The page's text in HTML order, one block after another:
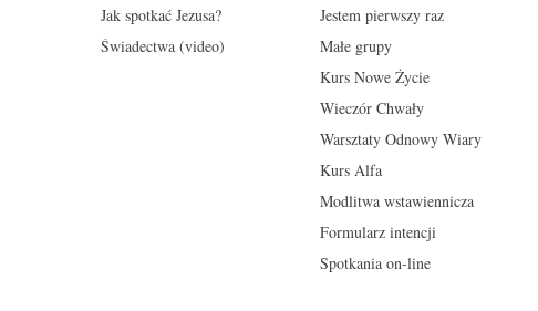
Jak spotkać Jezusa?
Świadectwa (video)
Jestem pierwszy raz
Małe grupy
Kurs Nowe Życie
Wieczór Chwały
Warsztaty Odnowy Wiary
Kurs Alfa
Modlitwa wstawiennicza
Formularz intencji
Spotkania on-line